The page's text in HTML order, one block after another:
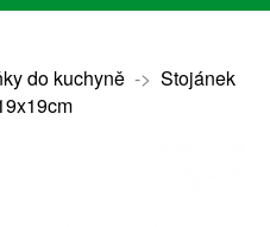
do kuchyně-> Stojánek